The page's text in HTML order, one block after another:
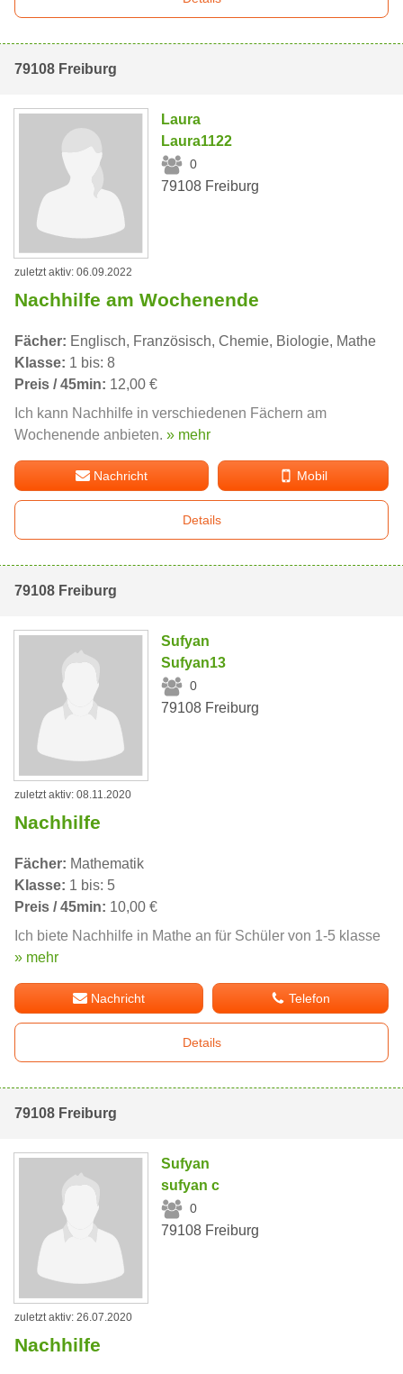
79108 Freiburg
Laura
Laura1122
0
79108 Freiburg
zuletzt aktiv: 06.09.2022
Nachhilfe am Wochenende
Fächer: Englisch, Französisch, Chemie, Biologie, Mathe
Klasse: 1 bis: 8
Preis / 45min: 12,00 €
Ich kann Nachhilfe in verschiedenen Fächern am
Wochenende anbieten. » mehr
Nachricht Mobil
Details
79108 Freiburg
Sufyan
Sufyan13
0
79108 Freiburg
zuletzt aktiv: 08.11.2020
Nachhilfe
Fächer: Mathematik
Klasse: 1 bis: 5
Preis / 45min: 10,00 €
Ich biete Nachhilfe in Mathe an für Schüler von 1-5 klasse
» mehr
Nachricht Telefon
Details
79108 Freiburg
Sufyan
sufyan c
0
79108 Freiburg
zuletzt aktiv: 26.07.2020
Nachhilfe